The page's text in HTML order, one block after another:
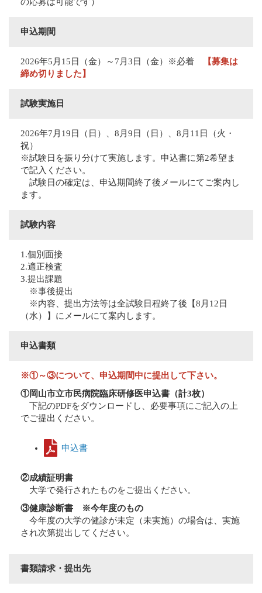
の応募は可能です）
申込期間
2026年5月15日（金）～7月3日（金）※必着
【募集は
締め切りました】
試験実施日
2026年7月19日（日）、8月9日（日）、8月11日（火・
祝）
※試験日を振り分けて実施します。申込書に第2希望ま
で記入ください。
試験日の確定は、申込期間終了後メールにてご案内し
ます。
試験内容
1.個別面接
2.適正検査
3.提出課題
※事後提出
※内容、提出方法等は全試験日程終了後【8月12日
（水）】にメールにて案内します。
申込書類
※①～③について、申込期間中に提出して下さい。
①岡山市立市民病院臨床研修医申込書（計3枚）
下記のPDFをダウンロードし、必要事項にご記入の上
でご提出ください。
申込書
②成績証明書
大学で発行されたものをご提出ください。
③健康診断書 ※今年度のもの
今年度の大学の健診が未定（未実施）の場合は、実施
され次第提出してください。
書類請求・提出先